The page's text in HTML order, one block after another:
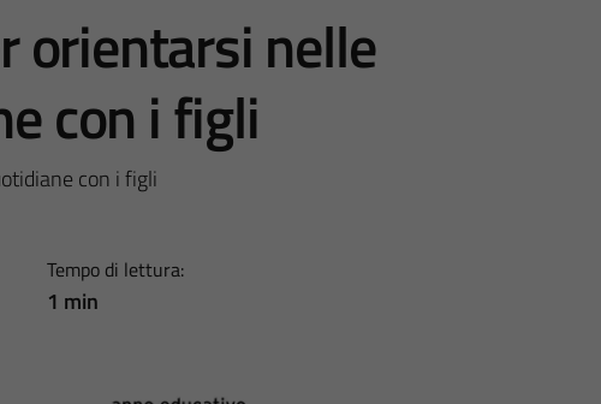
orientarsi nelle
con i figli
con i figli
Tempo di lettura:
1 min